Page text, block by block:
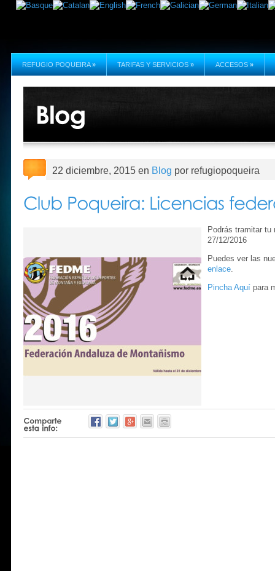
REFUGIO POQUEIRA » TARIFAS Y SERVICIOS » ACCESOS »
22 diciembre, 2015 en Blog por refugiopoqueira
Podrás tramitar tu
27/12/2016
Puedes ver las
enlace
Pincha Aquí para